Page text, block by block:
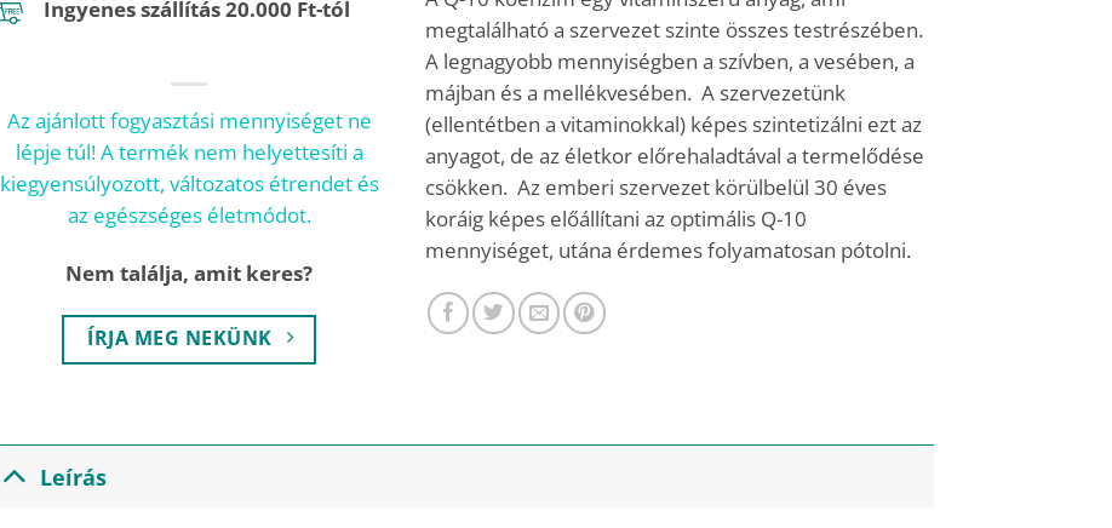
Ingyenes szállítás 20.000 Ft-tól
Az ajánlott fogyasztási mennyiséget ne
lépje túl! A termék nem helyettesíti a
kiegyensúlyozott, változatos étrendet és
az egészséges életmódot.
Nem találja, amit keres?
ÍRJA MEG NEKÜNK
megtalálható a szervezet szinte összes testrészében.
A legnagyobb mennyiségben a szívben, a vesében, a
májban és a mellékvesében. A szervezetünk
(ellentétben a vitaminokkal) képes szintetizálni ezt az
anyagot, de az életkor előrehaladtával a termelődése
csökken. Az emberi szervezet körülbelül 30 éves
koráig képes előállítani az optimális Q-10
mennyiséget, utána érdemes folyamatosan pótolni.
Leírás